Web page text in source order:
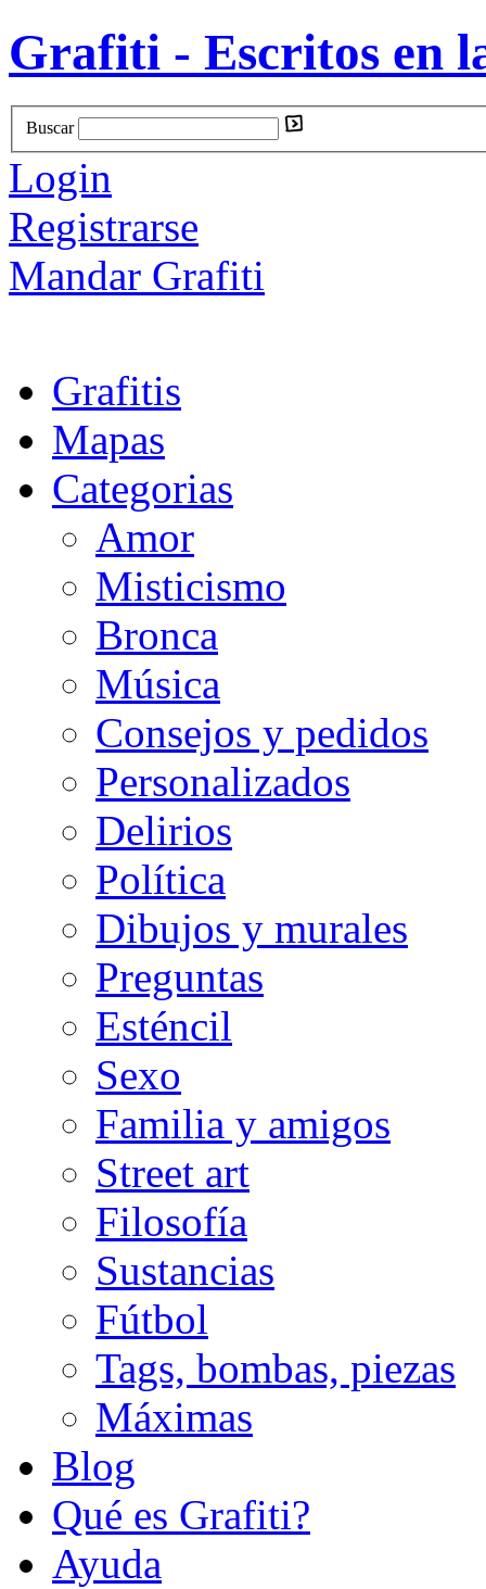
Grafiti - Escritos en
Buscar
Login
Registrarse
Mandar Grafiti
Grafitis
Mapas
Categorias
Amor
Misticismo
Bronca
Música
Consejos y pedidos
Personalizados
Delirios
Política
Dibujos y murales
Preguntas
Esténcil
Sexo
Familia y amigos
Street art
Filosofía
Sustancias
Fútbol
Tags, bombas, piezas
Máximas
Blog
Qué es Grafiti?
Ayuda